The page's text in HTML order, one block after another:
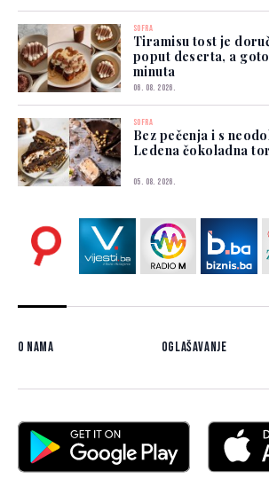
SOFRA
Tiramisu tost je
poput deserta, a
minuta
06. 08. 2026.
SOFRA
Bez pečenja i s
Ledena čokoladna
05. 08. 2026.
O nama Oglašavanje